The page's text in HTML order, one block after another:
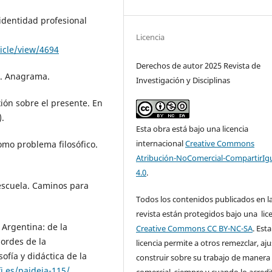
profesional
view/4694
Anagrama.
sobre el presente. En
problema filosófico.
Caminos para
Argentina: de la
de la
y didáctica de la
Licencia
Derechos de autor 2025 Revista de
Investigación y Disciplinas
Esta obra está bajo una licencia
internacionalCreative Commons
Atribución-NoComercial-
4.0.
Todos los contenidos publicados en
revista están protegidos bajo una
Creative Commons CC BY-NC-SA. Esta
licencia permite a otros remezclar,
construir sobre su trabajo de